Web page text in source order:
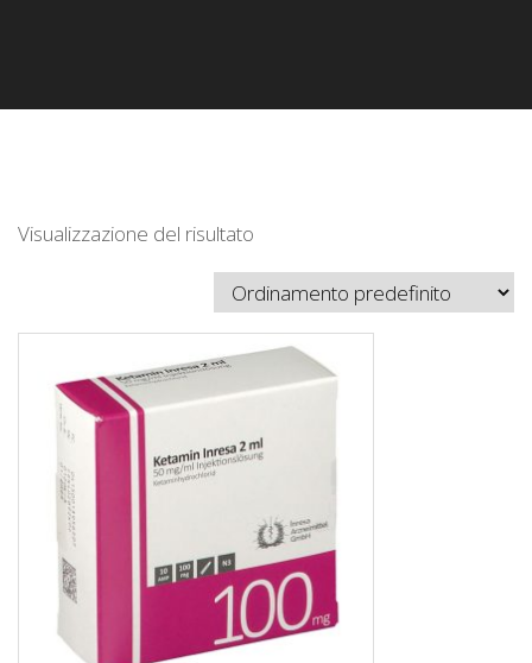
Visualizzazione del risultato